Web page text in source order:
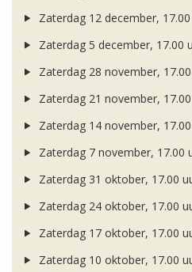
Zaterdag 12 december,
Zaterdag 5 december, 17.00
Zaterdag 28 november,
Zaterdag 21 november,
Zaterdag 14 november,
Zaterdag 7 november, 17.00
Zaterdag 31 oktober, 17.00
Zaterdag 24 oktober, 17.00
Zaterdag 17 oktober, 17.00
Zaterdag 10 oktober, 17.00